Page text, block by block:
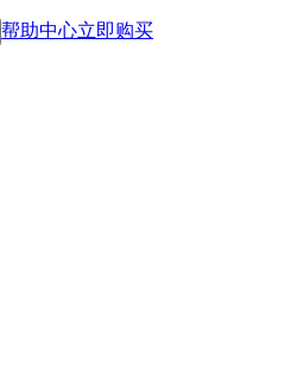
帮助中心立即购买